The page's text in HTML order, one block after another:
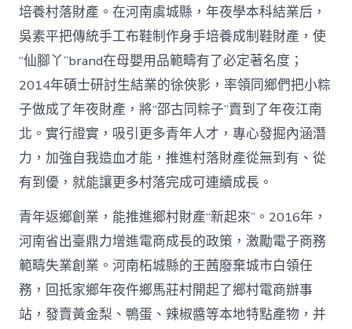
培養村落財產。在河南虞城縣，年夜學本科結業后，
吳素平把傳統手工布鞋制作身手培養成制鞋財產，使
“仙腳丫”brand在母嬰用品範疇有了必定著名度；
2014年碩士研討生結業的徐俠影，率領同鄉們把小粽
子做成了年夜財產，將“邵古同粽子”賣到了年夜江南
北。實行證實，吸引更多青年人才，專心發掘內涵潛
力，加強自我造血才能，推進村落財產從無到有、從
有到優，就能讓更多村落完成可連續成長。
青年返鄉創業，能推進鄉村財產“新起來”。2016年，
河南省出臺鼎力增進電商成長的政策，激勵電子商務
範疇失業創業。河南柘城縣的王茜廢棄城市白領任
務，回抵家鄉年夜仵鄉馬莊村開起了鄉村電商辦事
站，發賣黃金梨、鴨蛋、辣椒醬等本地特點產物，并